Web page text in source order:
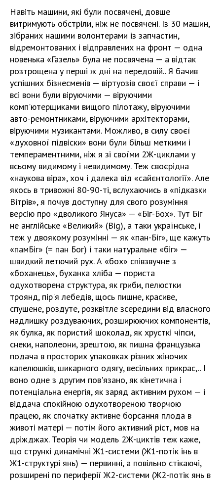
Навіть машини, які були посвячені, довше
витримують обстріли, ніж не посвячені. Із 30 машин,
зібраних нашими волонтерами із запчастин,
відремонтованих і відправлених на фронт — одна
новенька «Газель» була не посвячена — а відтак
розтрощена у перші ж дні на передовій.. Я бачив
успішних бізнесменів — віртуозів своєї справи — і
всі вони були віруючими — віруючими
комп'ютерщиками вищого пілотажу, віруючими
авто-ремонтниками, віруючими архітекторами,
віруючими музикантами. Можливо, в силу своєї
«духовної підвіски» вони були більш меткими і
темпераментними, ніж я зі своїми 2Ж-циклами у
всьому видимому і невидимому. Теж своєрідна
«наукова віра», хоч і далека від «сайєнтології». Але
якось в тривожні 80-90-ті, вслухаючись в «підказки
Вітрів», я почув доступну для свого розуміння
версію про «дволикого Януса» — «Біг-Бох». Тут Біг
не англійське «Великий» (Big), а таки українське, і
теж у двоякому розумінні — як «пан-Біг», ще кажуть
«памБіг» (= пан Бог) і таки натуральне «біг» —
швидкий летючий рух. А «бох» співзвучне з
«боханець», буханка хліба — пориста
одухотворена структура, як гриби, пелюстки
троянд, пір'я лебедів, щось пишне, красиве,
спушене, роздуте, розквітле зсередини від власного
надлишку роздуваючих, розширюючих компонентів,
як булка, як пористий шоколад, як хрусткі чіпси,
снеки, наполеони, зрештою, як пишна французька
подача в просторих упаковках різних жіночих
капелюшків, шикарного одягу, весільних прикрас,.. І
воно одне з другим пов'язано, як кінетична і
потенціальна енергія, як заряд активним рухом — і
віддача спокійною одухотвореною творчою
працею, як спочатку активне борсання плода в
животі матері — потім його активний ріст, мов на
дріжджах. Теорія чи модель 2Ж-циктів теж каже,
що стрункі динамічні Ж1-системи (Ж1-потік інь в
Ж1-структурі янь) — первинні, а повільно стікаючі,
розширені по периферії Ж2-системи (Ж2-потік янь в